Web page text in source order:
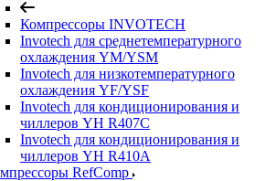
Компрессоры INVOTECH
Invotech для среднетемпературного
охлаждения YM/YSM
Invotech для низкотемпературного
охлаждения YF/YSF
Invotech для кондиционирования и
чиллеров YH R407C
Invotech для кондиционирования и
чиллеров YH R410A
RefComp